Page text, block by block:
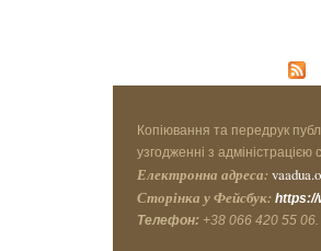
Копіювання та передрук
узгодженні з адміністрацією
Електронна адреса:
Сторінка у Фейсбук: https://
Телефон: +38 066 420 55 06.